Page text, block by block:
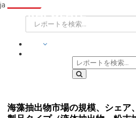
ja
海藻抽出物市場の規模、シェア